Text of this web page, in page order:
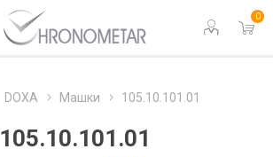
0
DOXA Машки 105.10.101.01
105.10.101.01